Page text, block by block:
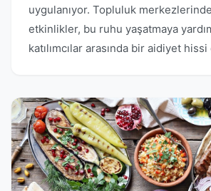
uygulanıyor. Topluluk
etkinlikler, bu ruhu yaşatmaya
katılımcılar arasında bir aidiyet